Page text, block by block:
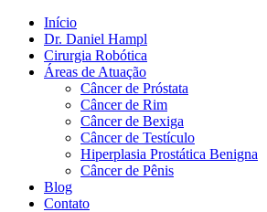
Início
Dr. Daniel Hampl
Cirurgia Robótica
Áreas de Atuação
Câncer de Próstata
Câncer de Rim
Câncer de Bexiga
Câncer de Testículo
Hiperplasia Prostática Benigna
Câncer de Pênis
Blog
Contato